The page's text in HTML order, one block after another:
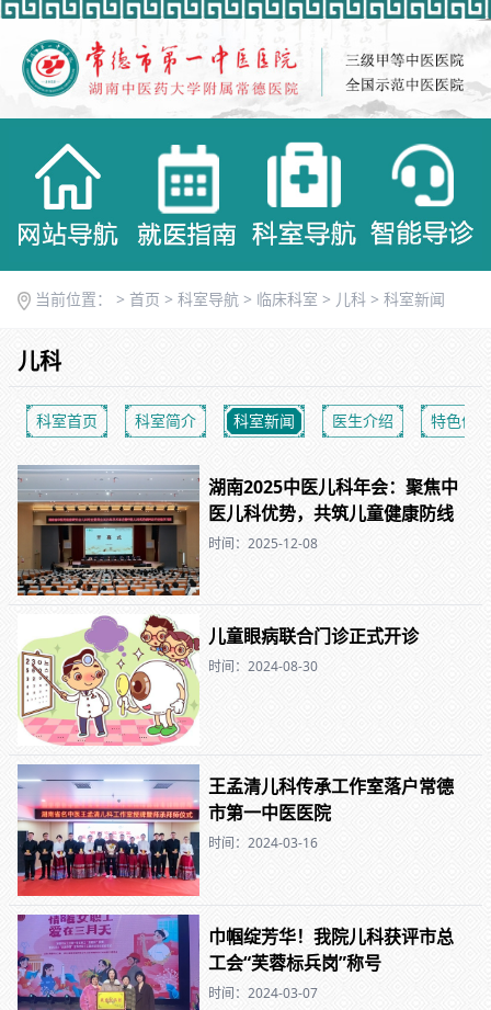
当前位置： > 首页 > 科室导航 > 临床科室 > 儿科 > 科室新闻
儿科
科室首页 科室简介 科室新闻 医生介绍 特色优势
湖南2025中医儿科年会：聚焦中
医儿科优势，共筑儿童健康防线
时间：2025-12-08
儿童眼病联合门诊正式开诊
时间：2024-08-30
王孟清儿科传承工作室落户常德
市第一中医医院
时间：2024-03-16
巾帼绽芳华！我院儿科获评市总
工会“芙蓉标兵岗”称号
时间：2024-03-07